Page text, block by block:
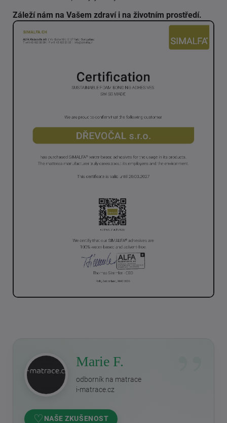
Záleží nám na Vašem zdraví i na životním prostředí.
Marie F.
odborník na matrace
i-matrace.cz
♡ NAŠE ZKUŠENOST